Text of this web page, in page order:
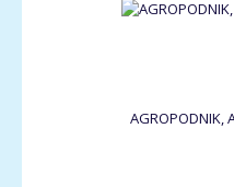
AGROPODNIK,